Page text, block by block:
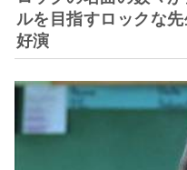
ルを目指すロックな
好演